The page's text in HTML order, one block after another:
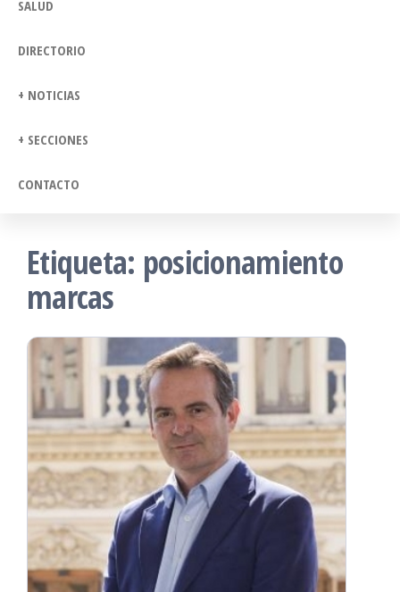
SALUD
DIRECTORIO
+ NOTICIAS
+ SECCIONES
CONTACTO
Etiqueta: posicionamiento
marcas